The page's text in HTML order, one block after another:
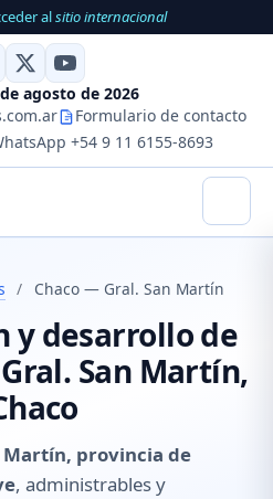
alsitio internacional
agosto de 2026
Formulario de contacto
+54 9 11 6155-8693
/ Chaco — Gral. San Martín
y desarrollo de
San Martín,
Martín, provincia de
, administrables y